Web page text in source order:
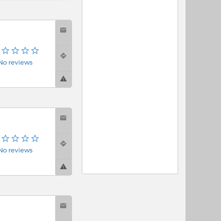
reviews
reviews